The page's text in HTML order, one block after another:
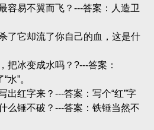
容易不翼而飞？---答案：人造卫
了它却流了你自己的血，这是什
把冰变成水吗？?---答案：
水”。
出红字来？---答案：写个“红”字
么锤不破？---答案：铁锤当然不